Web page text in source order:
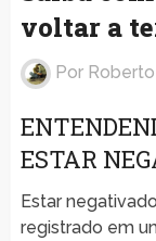
voltar a
Por Roberto
ESTAR
Estar
registrado em